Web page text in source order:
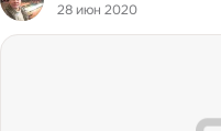
28 июн 2020